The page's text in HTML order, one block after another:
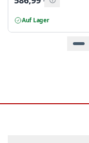
Auf Lager